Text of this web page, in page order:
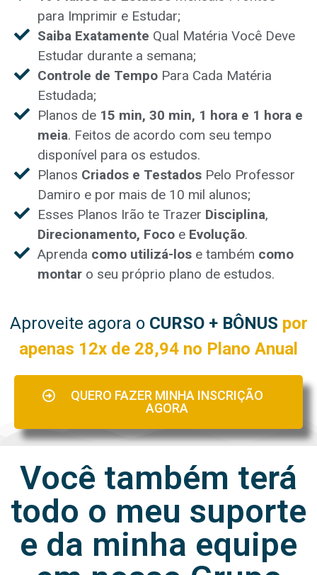
para Imprimir e Estudar;
Saiba Exatamente Qual Matéria Você Deve
Estudar durante a semana;
Controle de TempoPara Cada Matéria
Estudada;
Planos de 15 min, 30 min, 1 hora e 1 hora e
meia. Feitos de acordo com seu tempo
disponível para os estudos.
Planos Criados e TestadosPelo Professor
Damiro e por mais de 10 mil alunos;
Esses Planos Irão te Trazer Disciplina,
Direcionamento, Focoe Evolução.
Aprenda como utilizá-lose também como
montaro seu próprio plano de estudos.
Aproveite agora oCURSO + BÔNUS por
apenas 12x de 28,94 no Plano Anual
QUERO FAZER MINHA INSCRIÇÃO
AGORA
Você também terá
todo o meu suporte
e da minha equipe